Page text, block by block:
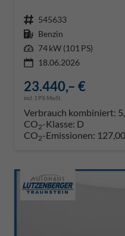
Fahrzeugnr. 545633
Kraftstoff Benzin
Leistung 74 kW (101 PS)
18.06.2026
23.440,– €
incl. 19% MwSt.
Verbrauch kombiniert:
CO2-Klasse: D
CO2-Emissionen: